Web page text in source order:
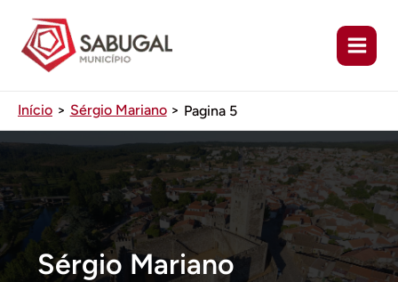
conteúdo
Início Sérgio Mariano Pagina 5
Sérgio Mariano